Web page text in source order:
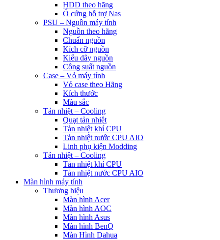
HDD theo hãng
Ổ cứng hỗ trợ Nas
PSU – Nguồn máy tính
Nguồn theo hãng
Chuẩn nguồn
Kích cỡ nguồn
Kiểu dây nguồn
Công suất nguồn
Case – Vỏ máy tính
Vỏ case theo Hãng
Kích thước
Màu sắc
Tản nhiệt – Cooling
Quạt tản nhiệt
Tản nhiệt khí CPU
Tản nhiệt nước CPU AIO
Linh phụ kiện Modding
Tản nhiệt – Cooling
Tản nhiệt khí CPU
Tản nhiệt nước CPU AIO
Màn hình máy tính
Thương hiệu
Màn hình Acer
Màn hình AOC
Màn hình Asus
Màn hình BenQ
Màn Hình Dahua